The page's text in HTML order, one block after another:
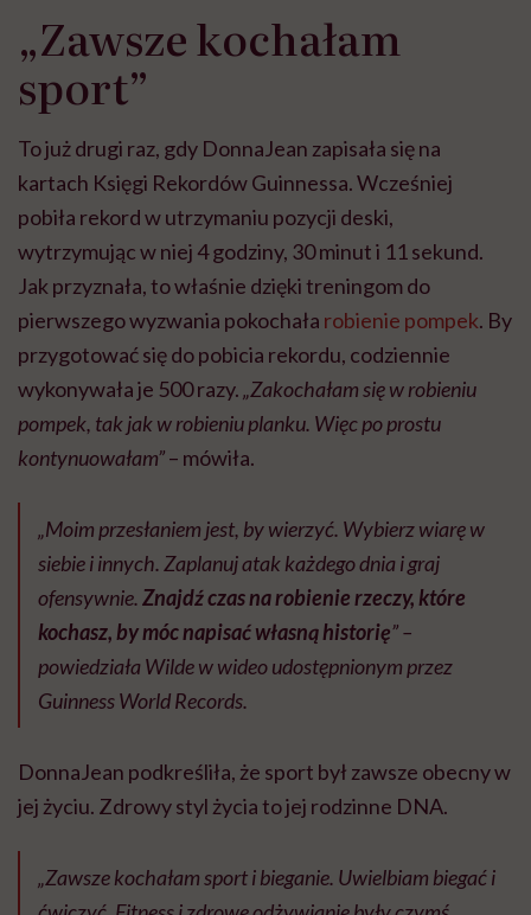
„Zawsze kochałam
sport”
To już drugi raz, gdy DonnaJean zapisała się na
kartach Księgi Rekordów Guinnessa. Wcześniej
pobiła rekord w utrzymaniu pozycji deski,
wytrzymując w niej 4 godziny, 30 minut i 11 sekund.
Jak przyznała, to właśnie dzięki treningom do
pierwszego wyzwania pokochała robienie pompek. By
przygotować się do pobicia rekordu, codziennie
wykonywała je 500 razy.„Zakochałam się w robieniu
pompek, tak jak w robieniu planku. Więc po prostu
kontynuowałam”– mówiła.
„Moim przesłaniem jest, by wierzyć. Wybierz wiarę w
siebie i innych. Zaplanuj atak każdego dnia i graj
ofensywnie.Znajdź czas na robienie rzeczy, które
kochasz, by móc napisać własną historię” –
powiedziała Wilde w wideo udostępnionym przez
Guinness World Records.
DonnaJean podkreśliła, że sport był zawsze obecny w
jej życiu. Zdrowy styl życia to jej rodzinne DNA.
„Zawsze kochałam sport i bieganie. Uwielbiam biegać i